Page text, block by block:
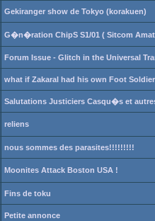
Gekiranger show de Tokyo (korakuen)
G�n�ration ChipS S1/01 ( Sitcom
Forum Issue - Glitch in the Universal
what if Zakaral had his own Foot
Salutations Justiciers Casqu�s et
reliens
nous sommes des parasites!!!!!!!!!
Moonites Attack Boston USA !
Fins de toku
Petite annonce